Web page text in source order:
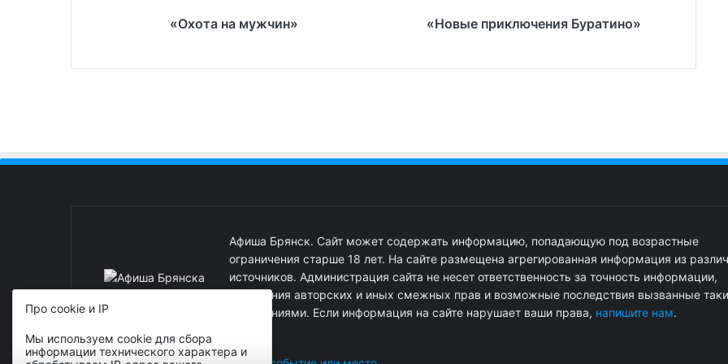
«Охота на мужчин» «Новые приключения Буратино»
Афиша Брянск. Сайт может содержать информацию, попадающую под возрастные
ограничения старше 18 лет. На сайте размещена агрегированная информация из
источников. Администрация сайта не несет ответственность за точность информации,
нарушения авторских и иных смежных прав и возможные последствия вызванные
нарушениями. Если информация на сайте нарушает ваши права, напишите нам.
Про cookie и IP
Мы используем cookie для сбора
информации технического характера и